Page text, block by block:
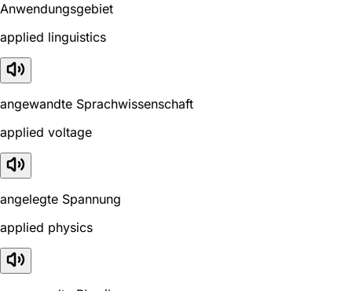
Anwendungsgebiet
applied linguistics
angewandte Sprachwissenschaft
applied voltage
angelegte Spannung
applied physics